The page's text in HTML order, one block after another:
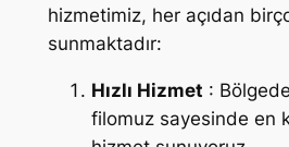
hizmetimiz, her açıdan
sunmaktadır:
Hızlı Hizmet :
filomuz sayesinde en